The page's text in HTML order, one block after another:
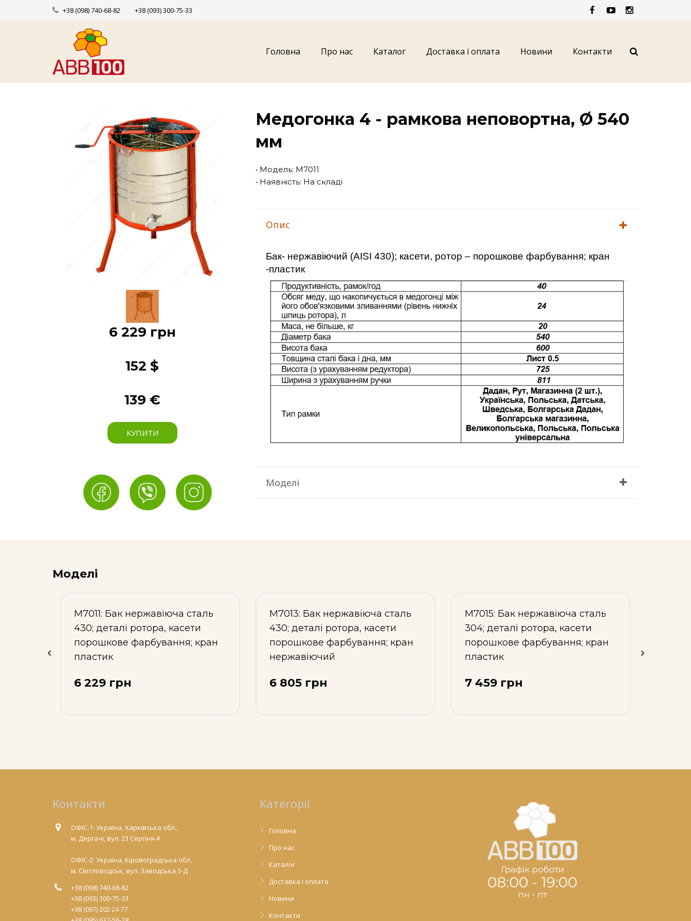
+38 (098) 740-68-82 +38 (093) 300-75-33
Головна Про нас Каталог Доставка і оплата Новини Контакти
6 229 грн
152 $
139 €
КУПИТИ
Медогонка 4 - рамкова неповортна, Ø 540
мм
• Модель: М7011
• Наявність: На складі
Опис
Бак- нержавіючий (AISI 430); касети, ротор – порошкове фарбування; кран
-пластик
Моделі
Моделі
М7011: Бак нержавіюча сталь
430; деталі ротора, касети
порошкове фарбування; кран
пластик
6 229 грн
М7013: Бак нержавіюча сталь
430; деталі ротора, касети
порошкове фарбування; кран
нержавіючий
6 805 грн
М7015: Бак нержавіюча сталь
304; деталі ротора, касети
порошкове фарбування; кран
пластик
7 459 грн
Контакти
ОФІС-1: Україна, Харківська обл.,
м. Дергачі, вул. 23 Серпня-А
ОФІС-2: Україна, Кіровоградська обл,
м. Світловодськ, вул. Заводська 3-Д
+38 (098) 740-68-82
+38 (093) 300-75-33
+38 (097) 202 24 77
Категорії
Головна
Про нас
Каталог
Доставка і оплата
Новини
Контакти